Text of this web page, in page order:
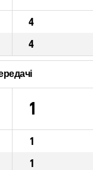
4
4
1
1
1